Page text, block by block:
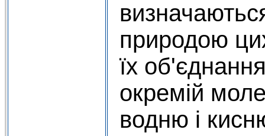
природою
їх
окремій
водню і